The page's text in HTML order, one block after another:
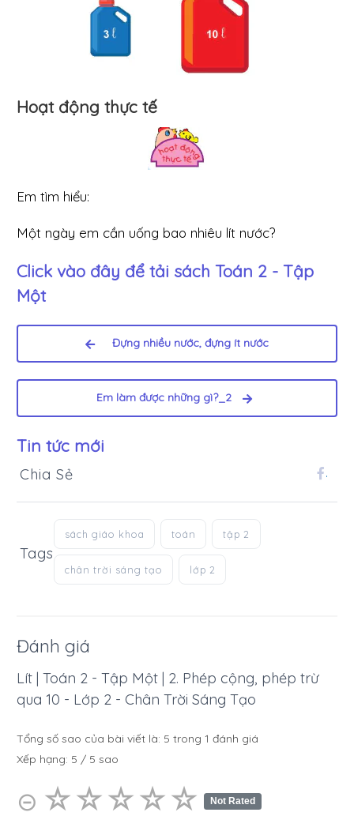
Hoạt động thực tế
Em tìm hiểu:
Một ngày em cần uống bao nhiêu lít nước?
Click vào đây để tải sách Toán 2 - Tập
Một
Đựng nhiều nước, đựng ít nước
Em làm được những gì?_2
Tin tức mới
Chia Sẻ .
Tags
sách giáo khoa toán tập 2
chân trời sáng tạo lớp 2
Đánh giá
Lít | Toán 2 - Tập Một | 2. Phép cộng, phép trừ
qua 10 - Lớp 2 - Chân Trời Sáng Tạo
Tổng số sao của bài viết là: 5 trong 1 đánh giá
Xếp hạng: 5 / 5 sao
⊝ ☆☆☆☆☆
★★★★★ Not Rated